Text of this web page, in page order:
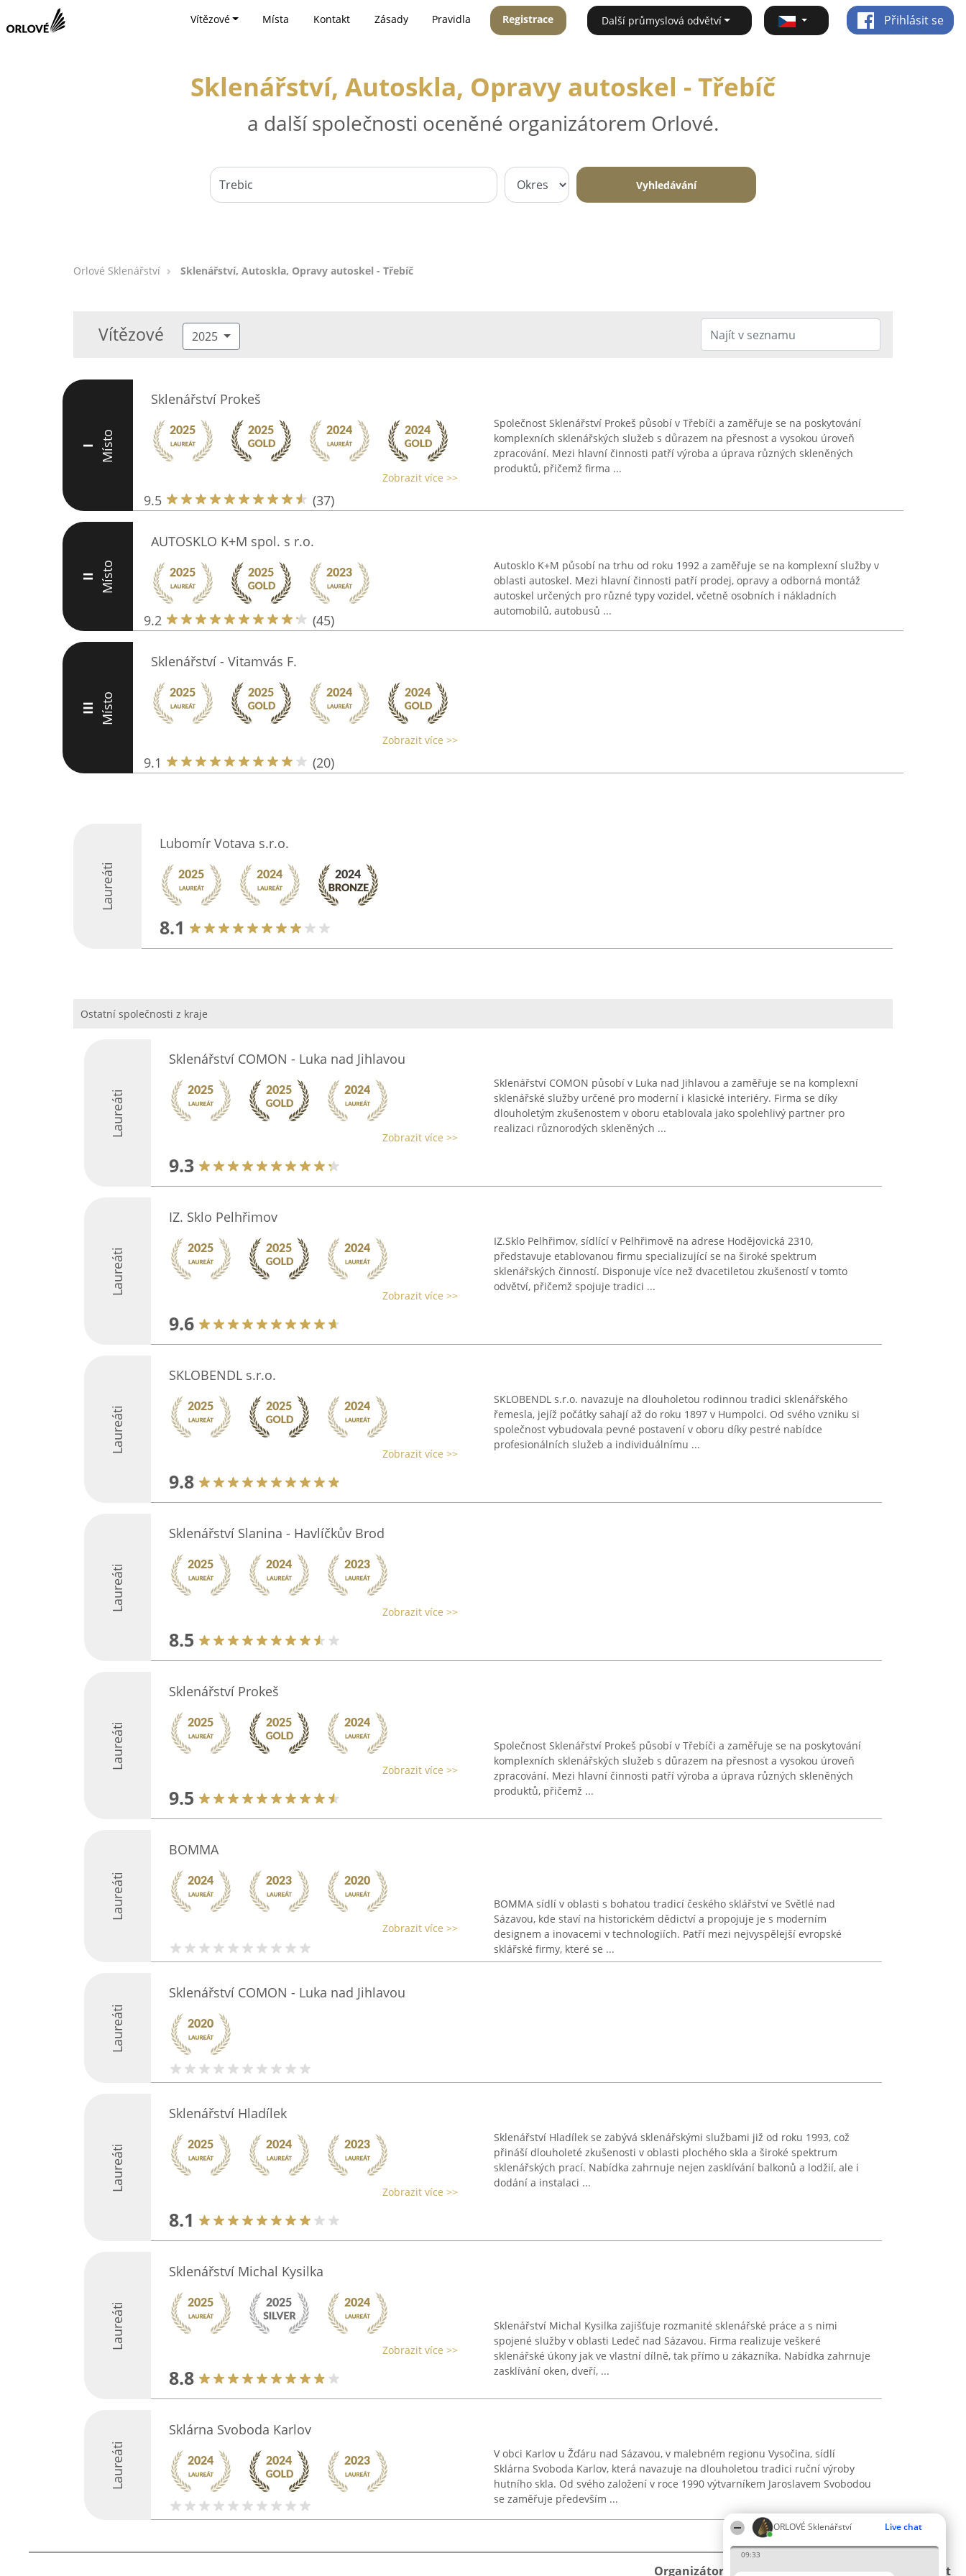
ORLOVÉ Sklenářství Live chat
09:33
Vítězové Místa Kontakt Zásady Pravidla Registrace Další průmyslová odvětví Přihlásit se
Sklenářství, Autoskla, Opravy autoskel - Třebíč
a další společnosti oceněné organizátorem Orlové.
Vyhledávání
Orlové Sklenářství Sklenářství, Autoskla, Opravy autoskel - Třebíč
Vítězové 2025
I Místo
Sklenářství Prokeš
Zobrazit více >>
9.5 (37)
Společnost Sklenářství Prokeš působí v Třebíči a zaměřuje se na poskytování
komplexních sklenářských služeb s důrazem na přesnost a vysokou úroveň
zpracování. Mezi hlavní činnosti patří výroba a úprava různých skleněných
produktů, přičemž firma ...
II Místo
AUTOSKLO K+M spol. s r.o.
9.2 (45)
Autosklo K+M působí na trhu od roku 1992 a zaměřuje se na komplexní služby v
oblasti autoskel. Mezi hlavní činnosti patří prodej, opravy a odborná montáž
autoskel určených pro různé typy vozidel, včetně osobních i nákladních
automobilů, autobusů ...
III Místo
Sklenářství - Vitamvás F.
Zobrazit více >>
9.1 (20)
Laureáti
Lubomír Votava s.r.o.
8.1
Ostatní společnosti z kraje
Laureáti
Sklenářství COMON - Luka nad Jihlavou
Zobrazit více >>
9.3
Sklenářství COMON působí v Luka nad Jihlavou a zaměřuje se na komplexní
sklenářské služby určené pro moderní i klasické interiéry. Firma se díky
dlouholetým zkušenostem v oboru etablovala jako spolehlivý partner pro
realizaci různorodých skleněných ...
Laureáti
IZ. Sklo Pelhřimov
Zobrazit více >>
9.6
IZ.Sklo Pelhřimov, sídlící v Pelhřimově na adrese Hodějovická 2310,
představuje etablovanou firmu specializující se na široké spektrum
sklenářských činností. Disponuje více než dvacetiletou zkušeností v tomto
odvětví, přičemž spojuje tradici ...
Laureáti
SKLOBENDL s.r.o.
Zobrazit více >>
9.8
SKLOBENDL s.r.o. navazuje na dlouholetou rodinnou tradici sklenářského
řemesla, jejíž počátky sahají až do roku 1897 v Humpolci. Od svého vzniku si
společnost vybudovala pevné postavení v oboru díky pestré nabídce
profesionálních služeb a individuálnímu ...
Laureáti
Sklenářství Slanina - Havlíčkův Brod
Zobrazit více >>
8.5
Laureáti
Sklenářství Prokeš
Zobrazit více >>
9.5
Společnost Sklenářství Prokeš působí v Třebíči a zaměřuje se na poskytování
komplexních sklenářských služeb s důrazem na přesnost a vysokou úroveň
zpracování. Mezi hlavní činnosti patří výroba a úprava různých skleněných
produktů, přičemž ...
Laureáti
BOMMA
Zobrazit více >>
BOMMA sídlí v oblasti s bohatou tradicí českého sklářství ve Světlé nad
Sázavou, kde staví na historickém dědictví a propojuje je s moderním
designem a inovacemi v technologiích. Patří mezi nejvyspělejší evropské
sklářské firmy, které se ...
Laureáti
Sklenářství COMON - Luka nad Jihlavou
Laureáti
Sklenářství Hladílek
Zobrazit více >>
8.1
Sklenářství Hladílek se zabývá sklenářskými službami již od roku 1993, což
přináší dlouholeté zkušenosti v oblasti plochého skla a široké spektrum
sklenářských prací. Nabídka zahrnuje nejen zasklívání balkonů a lodžií, ale i
dodání a instalaci ...
Laureáti
Sklenářství Michal Kysilka
Zobrazit více >>
8.8
Sklenářství Michal Kysilka zajišťuje rozmanité sklenářské práce a s nimi
spojené služby v oblasti Ledeč nad Sázavou. Firma realizuje veškeré
sklenářské úkony jak ve vlastní dílně, tak přímo u zákazníka. Nabídka zahrnuje
zasklívání oken, dveří, ...
Laureáti
Sklárna Svoboda Karlov
V obci Karlov u Žďáru nad Sázavou, v malebném regionu Vysočina, sídlí
Sklárna Svoboda Karlov, která navazuje na dlouholetou tradici ruční výroby
hutního skla. Od svého založení v roce 1990 výtvarníkem Jaroslavem Svobodou
se zaměřuje především ...
Organizátor hlasování Plebiscyt Kontakt